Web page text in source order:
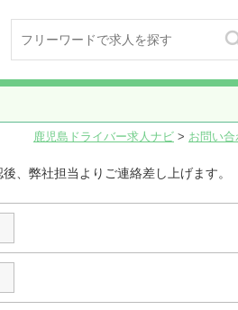
鹿児島ドライバー求人ナビ > お問い
、弊社担当よりご連絡差し上げます。